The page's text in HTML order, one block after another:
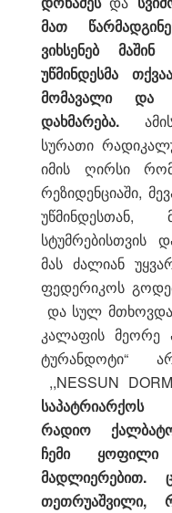
მათ
ვიხსენებ
უწმინდესმა
მომავალი და
დახმარება.
სურათი
იმის ღირსი
რეზიდენციაში,
სტუმრებისთვის
მას ძალიან
ფედერიკოს
და სულ
კალაფის მეორე
ტურანდოტი“
,,NESSUN
საპატრიარქოს
რადიო
ჩემი ყოფილი
მადლიერებით.
თეთრუაშვილი,